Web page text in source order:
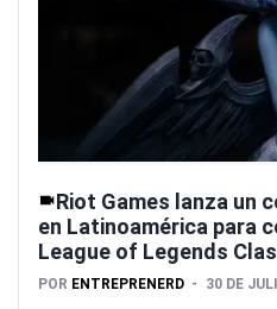
Riot Games lanza un
en Latinoamérica para
League of Legends
POR ENTREPRENERD 30 DE